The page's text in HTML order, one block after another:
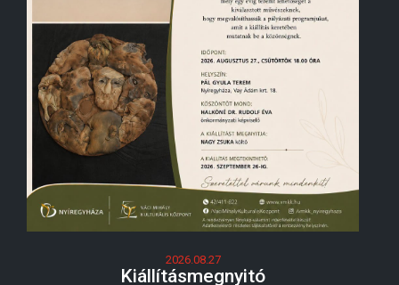
2026.08.27
Kiállításmegnyitó